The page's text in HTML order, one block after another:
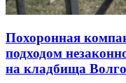
Похоронная
подходом
на кладбища